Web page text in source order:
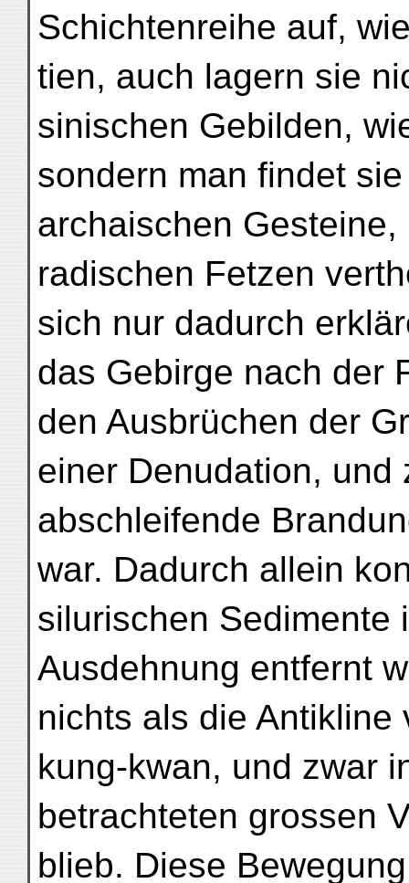
Schichtenreihe auf,
tien, auch lagern sie
sinischen Gebilden,
sondern man findet
archaischen Gesteine,
radischen Fetzen
sich nur dadurch
das Gebirge nach der
den Ausbrüchen der
einer Denudation, und
abschleifende
war. Dadurch allein
silurischen Sedimente
Ausdehnung entfernt
nichts als die Antikline
kung-kwan, und zwar
betrachteten grossen
blieb. Diese